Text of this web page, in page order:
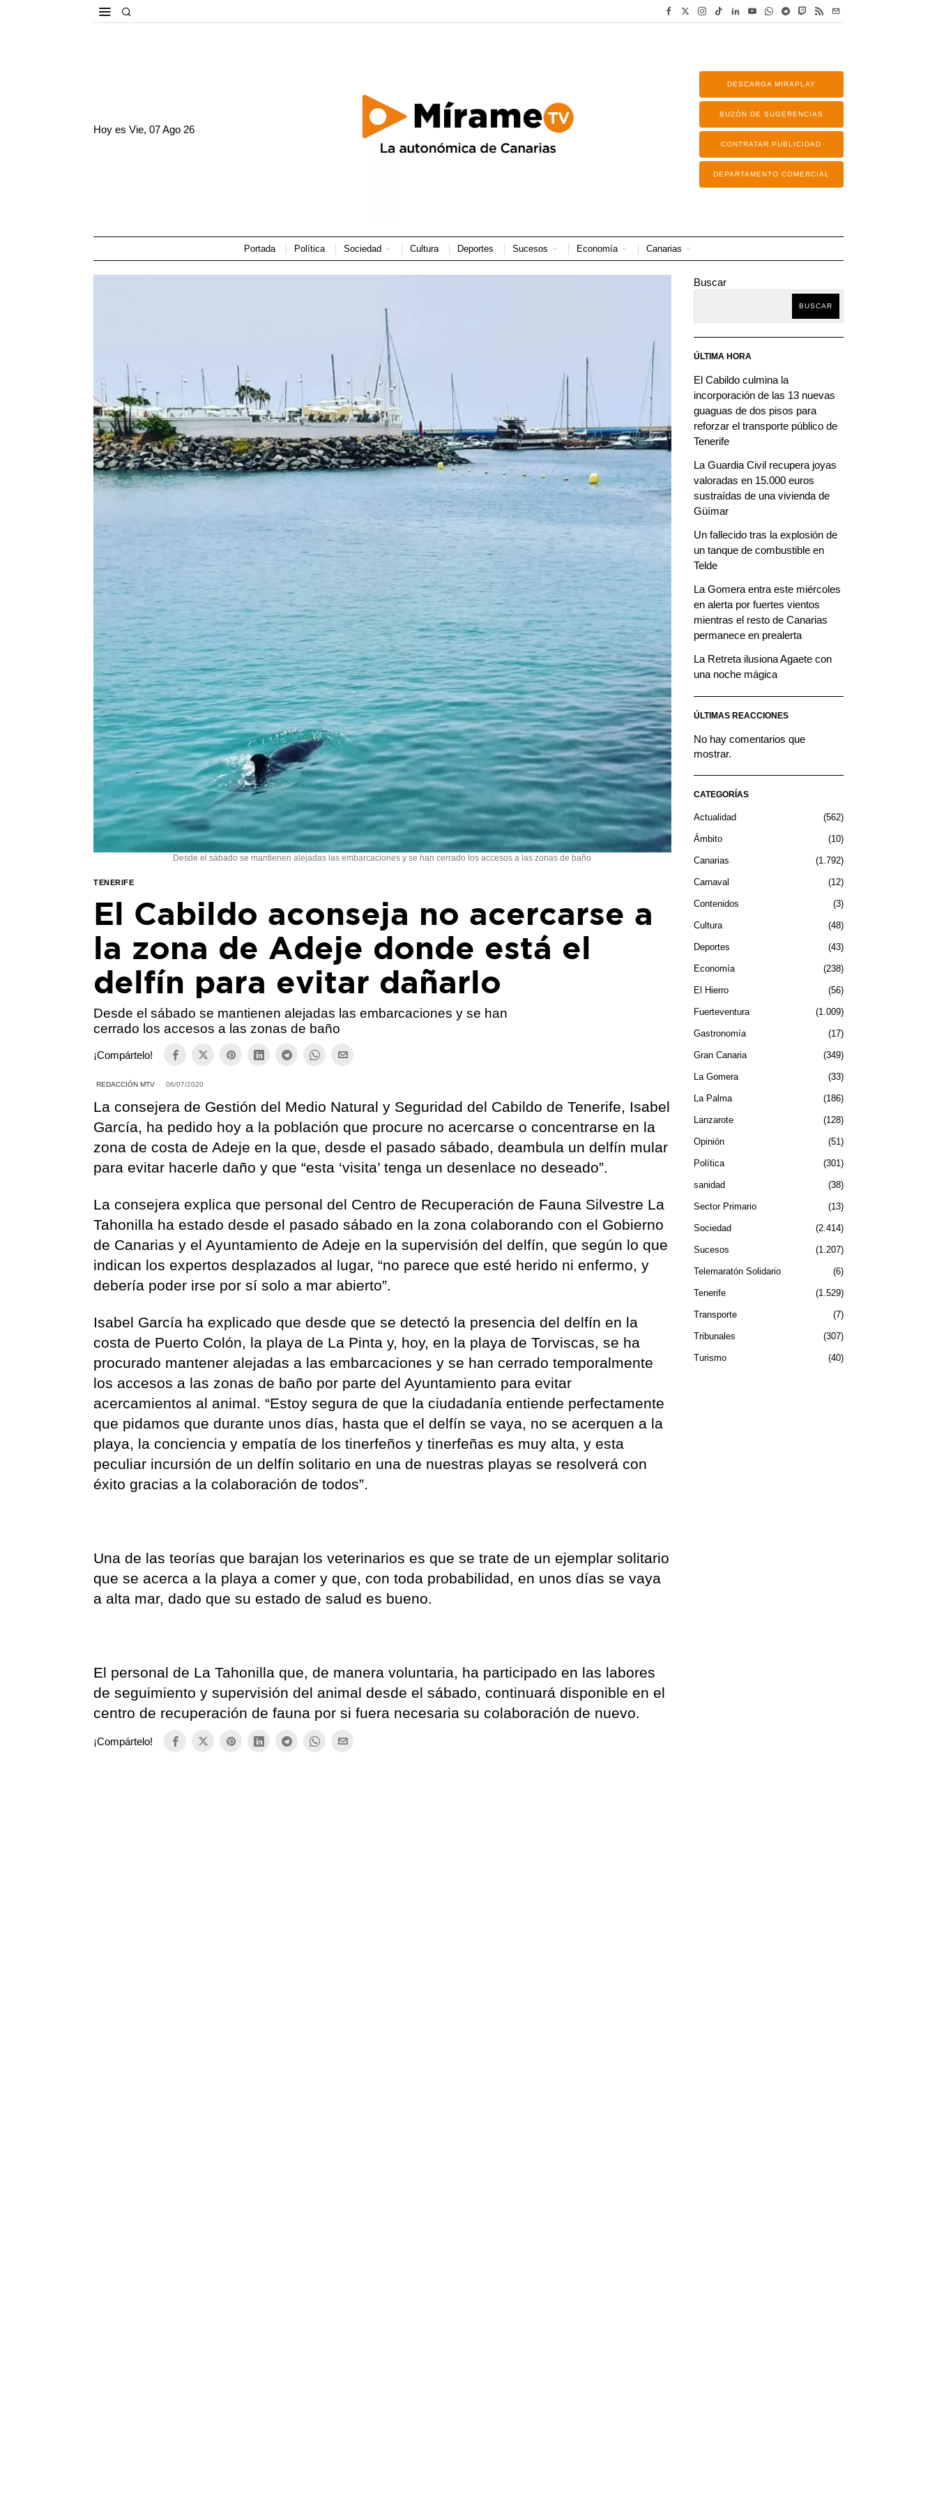
Hoy esVie, 07 Ago 26
DESCARGA MIRAPLAY
BUZÓN DE SUGERENCIAS
CONTRATAR PUBLICIDAD
DEPARTAMENTO COMERCIAL
Portada Política Sociedad Cultura Deportes Sucesos Economía Canarias
Desde el sábado se mantienen alejadas las embarcaciones y se han cerrado los accesos a las zonas de baño
TENERIFE
El Cabildo aconseja no acercarse a
la zona de Adeje donde está el
delfín para evitar dañarlo
Desde el sábado se mantienen alejadas las embarcaciones y se han
cerrado los accesos a las zonas de baño
¡Compártelo!
REDACCIÓN MTV 06/07/2020
La consejera de Gestión del Medio Natural y Seguridad del Cabildo de Tenerife, Isabel
García, ha pedido hoy a la población que procure no acercarse o concentrarse en la
zona de costa de Adeje en la que, desde el pasado sábado, deambula un delfín mular
para evitar hacerle daño y que “esta ‘visita’ tenga un desenlace no deseado”.
La consejera explica que personal del Centro de Recuperación de Fauna Silvestre La
Tahonilla ha estado desde el pasado sábado en la zona colaborando con el Gobierno
de Canarias y el Ayuntamiento de Adeje en la supervisión del delfín, que según lo que
indican los expertos desplazados al lugar, “no parece que esté herido ni enfermo, y
debería poder irse por sí solo a mar abierto”.
Isabel García ha explicado que desde que se detectó la presencia del delfín en la
costa de Puerto Colón, la playa de La Pinta y, hoy, en la playa de Torviscas, se ha
procurado mantener alejadas a las embarcaciones y se han cerrado temporalmente
los accesos a las zonas de baño por parte del Ayuntamiento para evitar
acercamientos al animal. “Estoy segura de que la ciudadanía entiende perfectamente
que pidamos que durante unos días, hasta que el delfín se vaya, no se acerquen a la
playa, la conciencia y empatía de los tinerfeños y tinerfeñas es muy alta, y esta
peculiar incursión de un delfín solitario en una de nuestras playas se resolverá con
éxito gracias a la colaboración de todos”.
Una de las teorías que barajan los veterinarios es que se trate de un ejemplar solitario
que se acerca a la playa a comer y que, con toda probabilidad, en unos días se vaya
a alta mar, dado que su estado de salud es bueno.
El personal de La Tahonilla que, de manera voluntaria, ha participado en las labores
de seguimiento y supervisión del animal desde el sábado, continuará disponible en el
centro de recuperación de fauna por si fuera necesaria su colaboración de nuevo.
¡Compártelo!
Buscar
BUSCAR
ÚLTIMA HORA
El Cabildo culmina la
incorporación de las 13 nuevas
guaguas de dos pisos para
reforzar el transporte público de
Tenerife
La Guardia Civil recupera joyas
valoradas en 15.000 euros
sustraídas de una vivienda de
Güímar
Un fallecido tras la explosión de
un tanque de combustible en
Telde
La Gomera entra este miércoles
en alerta por fuertes vientos
mientras el resto de Canarias
permanece en prealerta
La Retreta ilusiona Agaete con
una noche mágica
ÚLTIMAS REACCIONES
No hay comentarios que
mostrar.
CATEGORÍAS
Actualidad 562
Ámbito 10
Canarias 1.792
Carnaval 12
Contenidos 3
Cultura 48
Deportes 43
Economía 238
El Hierro 56
Fuerteventura 1.009
Gastronomía 17
Gran Canaria 349
La Gomera 33
La Palma 186
Lanzarote 128
Opinión 51
Política 301
sanidad 38
Sector Primario 13
Sociedad 2.414
Sucesos 1.207
Telemaratón Solidario 6
Tenerife 1.529
Transporte 7
Tribunales 307
Turismo 40